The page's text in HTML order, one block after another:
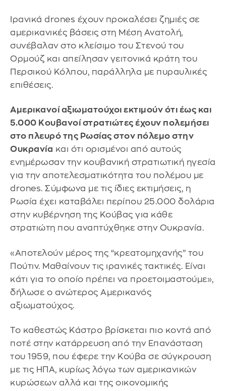
Ιρανικά drones έχουν προκαλέσει ζημιές σε
αμερικανικές βάσεις στη Μέση Ανατολή,
συνέβαλαν στο κλείσιμο του Στενού του
Ορμούζ και απείλησαν γειτονικά κράτη του
Περσικού Κόλπου, παράλληλα με πυραυλικές
επιθέσεις.
Αμερικανοί αξιωματούχοι εκτιμούν ότι έως και
5.000 Κουβανοί στρατιώτες έχουν πολεμήσει
στο πλευρό της Ρωσίας στον πόλεμο στην
Ουκρανία και ότι ορισμένοι από αυτούς
ενημέρωσαν την κουβανική στρατιωτική ηγεσία
για την αποτελεσματικότητα του πολέμου με
drones. Σύμφωνα με τις ίδιες εκτιμήσεις, η
Ρωσία έχει καταβάλει περίπου 25.000 δολάρια
στην κυβέρνηση της Κούβας για κάθε
στρατιώτη που αναπτύχθηκε στην Ουκρανία.
«Αποτελούν μέρος της “κρεατομηχανής” του
Πούτιν. Μαθαίνουν τις ιρανικές τακτικές. Είναι
κάτι για το οποίο πρέπει να προετοιμαστούμε»,
δήλωσε ο ανώτερος Αμερικανός
αξιωματούχος.
Το καθεστώς Κάστρο βρίσκεται πιο κοντά από
ποτέ στην κατάρρευση από την Επανάσταση
του 1959, που έφερε την Κούβα σε σύγκρουση
με τις ΗΠΑ, κυρίως λόγω των αμερικανικών
κυρώσεων αλλά και της οικονομικής